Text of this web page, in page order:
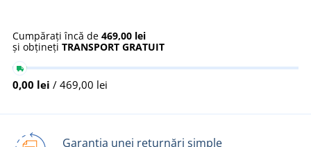
Cumpărați încă de 469,00 lei
și obțineți TRANSPORT GRATUIT
0,00 lei / 469,00 lei
Garanția unei returnări simple